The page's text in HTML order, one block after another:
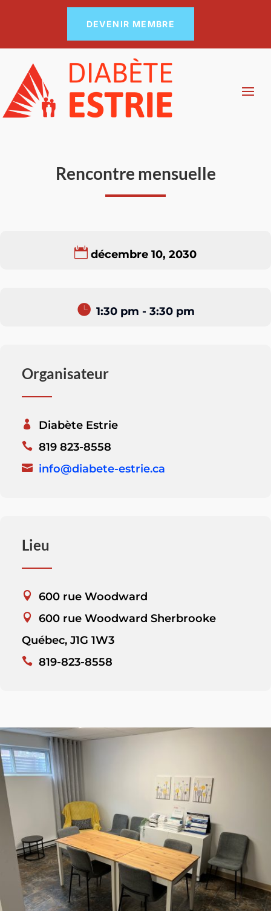
DEVENIR MEMBRE
Rencontre mensuelle
décembre 10, 2030
1:30 pm - 3:30 pm
Organisateur
Diabète Estrie
819 823-8558
info@diabete-estrie.ca
Lieu
600 rue Woodward
600 rue Woodward Sherbrooke
Québec, J1G 1W3
819-823-8558